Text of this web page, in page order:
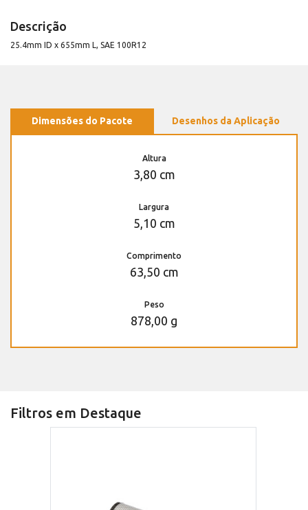
Descrição
25.4mm ID x 655mm L, SAE 100R12
Dimensões do Pacote Desenhos da Aplicação
Altura
3,80 cm
Largura
5,10 cm
Comprimento
63,50 cm
Peso
878,00 g
Filtros em Destaque